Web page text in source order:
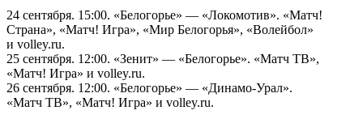
24 сентября. 15:00. «Белогорье» — «Локомотив». «Матч!
Страна», «Матч! Игра», «Мир Белогорья», «Волейбол»
и volley.ru.
25 сентября. 12:00. «Зенит» — «Белогорье». «Матч ТВ»,
«Матч! Игра» и volley.ru.
26 сентября. 12:00. «Белогорье» — «Динамо-Урал».
«Матч ТВ», «Матч! Игра» и volley.ru.